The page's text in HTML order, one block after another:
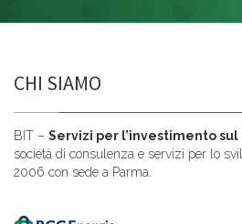
CHI SIAMO
BIT – Servizi per l’investimento
società di consulenza e servizi per lo
2006 con sede a Parma.